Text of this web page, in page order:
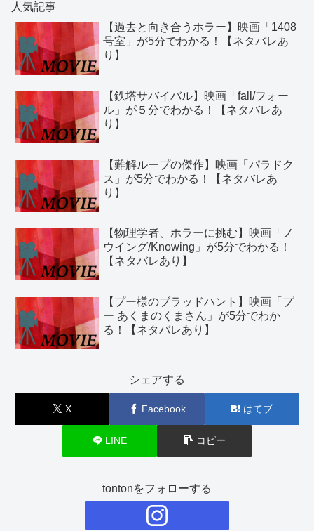
人気記事
【過去と向き合うホラー】映画「1408
号室」が5分でわかる！【ネタバレあ
り】
【鉄塔サバイバル】映画「fall/フォー
ル」が５分でわかる！【ネタバレあ
り】
【難解ループの傑作】映画「パラドク
ス」が5分でわかる！【ネタバレあ
り】
【物理学者、ホラーに挑む】映画「ノ
ウイング/Knowing」が5分でわかる！
【ネタバレあり】
【プー様のブラッドハント】映画「プ
ー あくまのくまさん」が5分でわか
る！【ネタバレあり】
シェアする
X Facebook はてブ
LINE コピー
tontonをフォローする